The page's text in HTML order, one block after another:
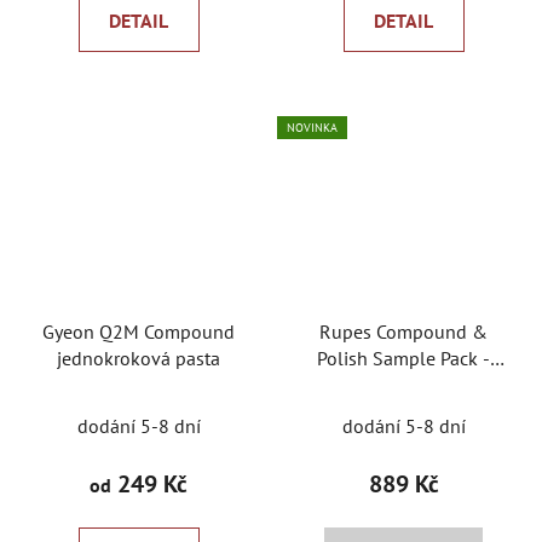
DETAIL DETAIL
Gyeon Q2M Compound
jednokroková pasta
dodání 5-8 dní
od 249 Kč
NOVINKA
Rupes Compound &
Polish Sample Pack -
dodání 5-8 dní
889 Kč